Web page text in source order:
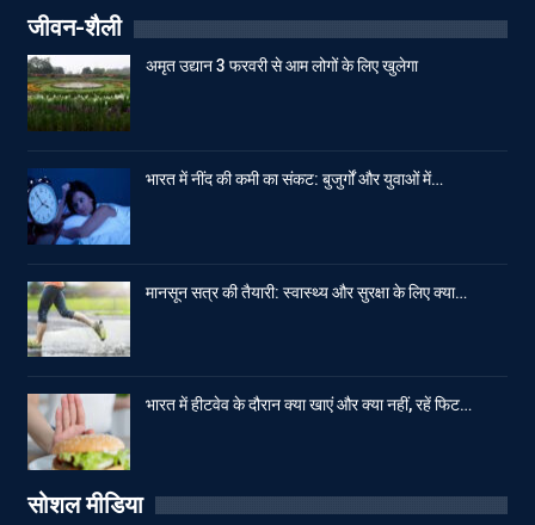
जीवन-शैली
अमृत उद्यान 3 फरवरी से आम लोगों के लिए खुलेगा
भारत में नींद की कमी का संकट: बुजुर्गों और युवाओं में…
मानसून सत्र की तैयारी: स्वास्थ्य और सुरक्षा के लिए क्या…
भारत में हीटवेव के दौरान क्या खाएं और क्या नहीं, रहें फिट…
सोशल मीडिया